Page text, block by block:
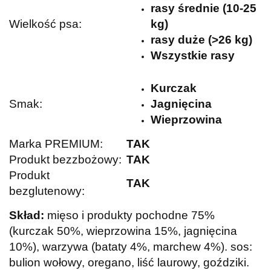
Wielkość psa:
rasy średnie (10-25
kg)
rasy duże (>26 kg)
Wszystkie rasy
Smak:
Kurczak
Jagnięcina
Wieprzowina
Marka PREMIUM:
TAK
Produkt bezzbożowy: TAK
Produkt
bezglutenowy:
TAK
Skład: mięso i produkty pochodne 75%
(kurczak 50%, wieprzowina 15%, jagnięcina
10%), warzywa (bataty 4%, marchew 4%). sos:
bulion wołowy, oregano, liść laurowy, goździki.